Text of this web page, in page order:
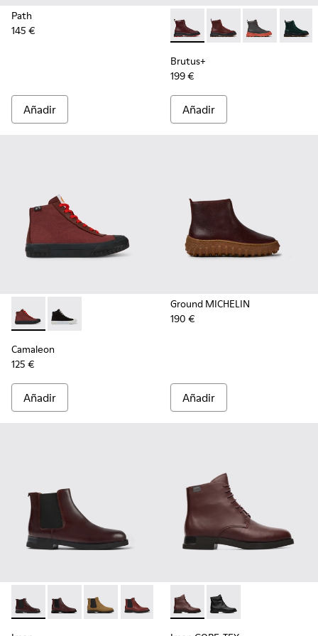
Path
145 €
Añadir
Brutus+ - K400816-003 -
Brutus+ - K400816-
Brutus+ -
Brutus+
199 €
Añadir
Camaleon - K400615-003 - Botas burdeos para mujer
Camaleon - K400615-001
Camaleon
125 €
Añadir
Ground MICHELIN
190 €
Añadir
Iman - K400299-023 - Botas Chelsea burdeos de piel para
Iman - K400299-024 - Botines chelsea de piel
Iman - K400299-022
Iman - K400299-014 - Botines de piel
Iman - K400299-010
Iman - K400299-009
Iman - K400299-
Iman GORE-TEX -
Iman GORE-TEX -